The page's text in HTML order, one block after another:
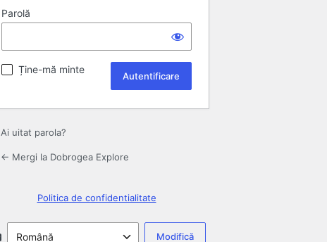
Parolă
Ține-mă minte
Ai uitat parola?
← Mergi la Dobrogea Explore
Politica de confidentialitate
Limbă